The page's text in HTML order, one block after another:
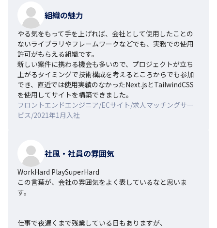
組織の魅力
やる気をもって手を上げれば、会社として使用したことの
ないライブラリやフレームワークなどでも、実務での使用
許可がもらえる組織です。
新しい案件に携わる機会も多いので、プロジェクトが立ち
上がるタイミングで技術構成を考えるところからでも参加
でき、直近では使用実績のなかったNext.jsとTailwindCSS
を使用してサイトを構築できました。
フロントエンドエンジニア/ECサイト/求人マッチングサー
ビス/2021年1月入社
社風・社員の雰囲気
WorkHard PlaySuperHard
この言葉が、会社の雰囲気をよく表しているなと思いま
す。
仕事で夜遅くまで残業している日もありますが、